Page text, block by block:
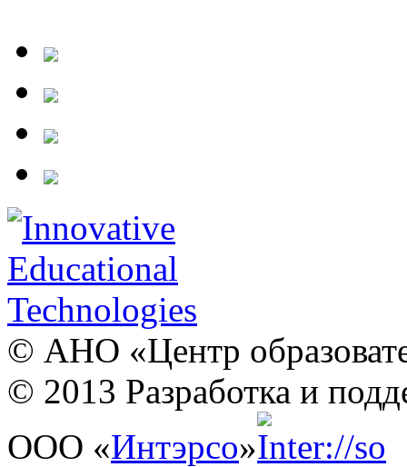
© АНО «Центр
© 2013 Разработка и
ООО «Интэрсо»